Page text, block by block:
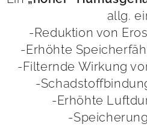
allg.
-Reduktion von
-Erhöhte
-Filternde Wirkung
-
-Erhöhte
-